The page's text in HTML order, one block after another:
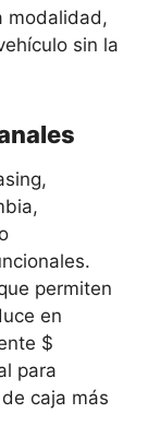
modalidad,
sin la
permiten
en
$
para
caja más